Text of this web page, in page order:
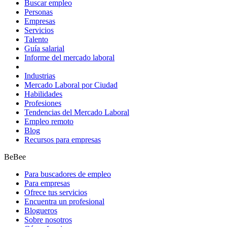
Buscar empleo
Personas
Empresas
Servicios
Talento
Guía salarial
Informe del mercado laboral
Industrias
Mercado Laboral por Ciudad
Habilidades
Profesiones
Tendencias del Mercado Laboral
Empleo remoto
Blog
Recursos para empresas
BeBee
Para buscadores de empleo
Para empresas
Ofrece tus servicios
Encuentra un profesional
Blogueros
Sobre nosotros